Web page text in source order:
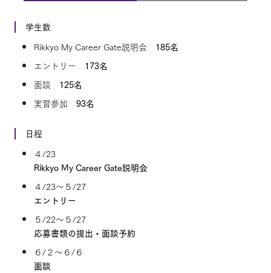
学生数
Rikkyo My Career Gate説明会 185名
エントリー 173名
面談 125名
実習参加 93名
日程
４/23
Rikkyo My Career Gate説明会
４/23～５/27
エントリー
５/22～５/27
応募書類の提出・面談予約
６/２～６/６
面談